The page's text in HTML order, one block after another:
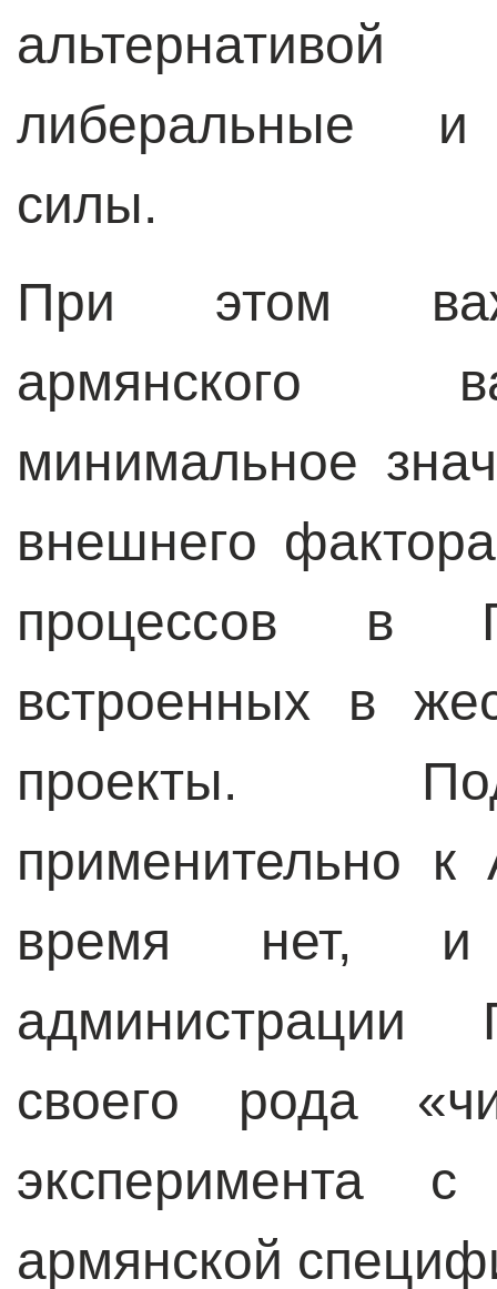
либеральные и
силы.
При этом
армянского
минимальное
внешнего
процессов в
встроенных в
проекты.
применительно
время нет,
администрации
своего рода
эксперимента с
армянской